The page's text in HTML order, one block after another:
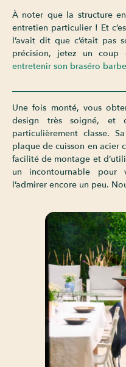
À noter que la structure
entretien particulier ! Et
l’avait dit que c’était pas
précision, jetez un coup
entretenir son braséro
Une fois monté, vous
design très soigné,
particulièrement classe.
plaque de cuisson en acier
facilité de montage et
un incontournable pour
l’admirer encore un peu.